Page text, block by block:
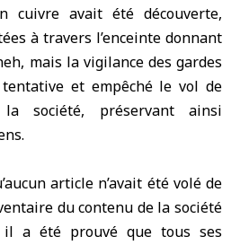
cuivre avait été découverte,
à travers l’enceinte donnant
mais la vigilance des gardes
et empêché le vol de
société, préservant ainsi
article n’avait été volé de
du contenu de la société
a été prouvé que tous ses